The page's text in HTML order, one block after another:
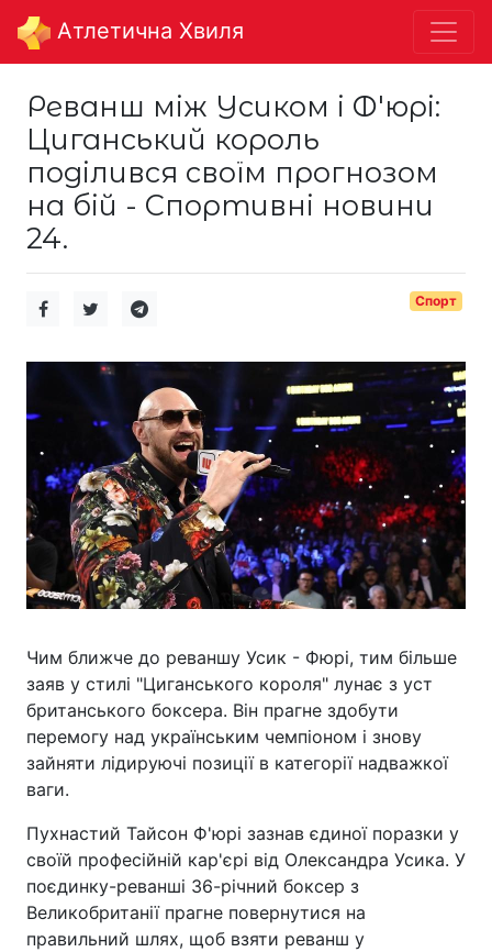
Aтлетична Хвиля
Реванш між Усиком і Ф'юрі:
Циганський король
поділився своїм прогнозом
на бій - Спортивні новини
24.
Спорт
Чим ближче до реваншу Усик - Фюрі, тим більше
заяв у стилі "Циганського короля" лунає з уст
британського боксера. Він прагне здобути
перемогу над українським чемпіоном і знову
зайняти лідируючі позиції в категорії надважкої
ваги.
Пухнастий Тайсон Ф'юрі зазнав єдиної поразки у
своїй професійній кар'єрі від Олександра Усика. У
поєдинку-реванші 36-річний боксер з
Великобританії прагне повернутися на
правильний шлях, щоб взяти реванш у